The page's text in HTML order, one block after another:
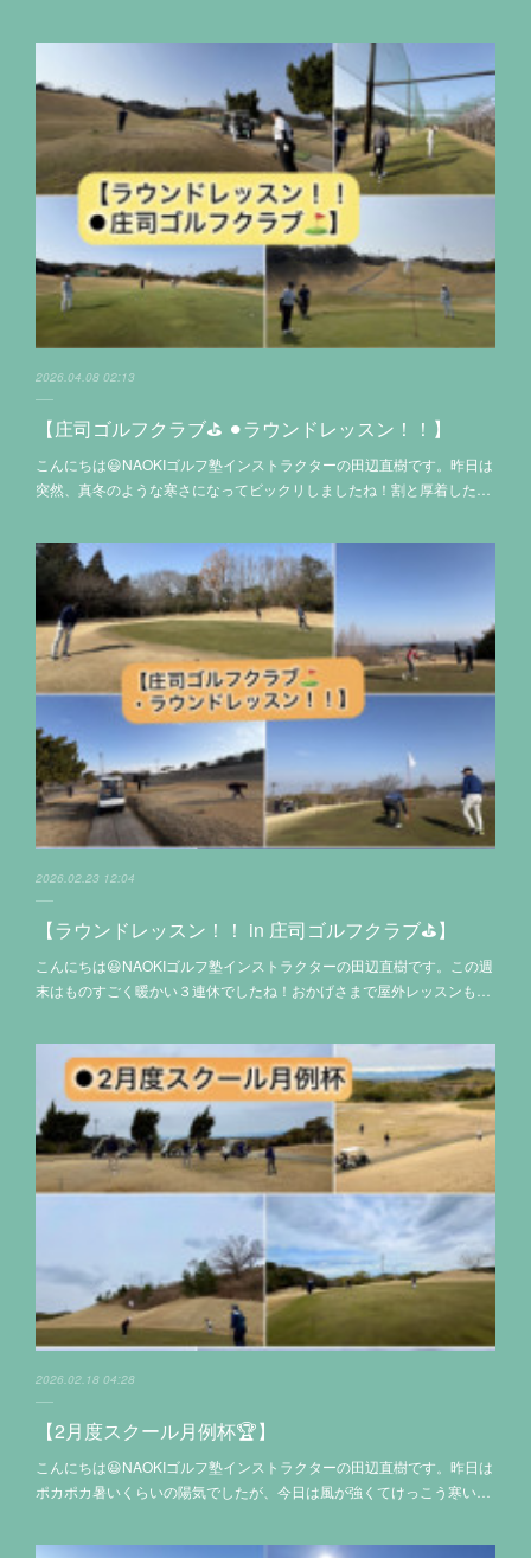
2026.04.08 02:13
【庄司ゴルフクラブ⛳️ ⚫︎ラウンドレッスン！！】
こんにちは😃NAOKIゴルフ塾インストラクターの田辺直樹です。昨日は
突然、真冬のような寒さになってビックリしましたね！割と厚着した…
2026.02.23 12:04
【ラウンドレッスン！！ in 庄司ゴルフクラブ⛳️】
こんにちは😃NAOKIゴルフ塾インストラクターの田辺直樹です。この週
末はものすごく暖かい３連休でしたね！おかげさまで屋外レッスンも…
2026.02.18 04:28
【2月度スクール月例杯🏆】
こんにちは😃NAOKIゴルフ塾インストラクターの田辺直樹です。昨日は
ポカポカ暑いくらいの陽気でしたが、今日は風が強くてけっこう寒い…